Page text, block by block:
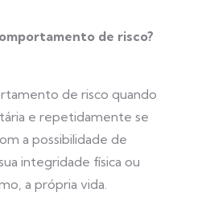
de risco?
de risco quando
e repetidamente se
a possibilidade de
integridade física ou
a própria vida.